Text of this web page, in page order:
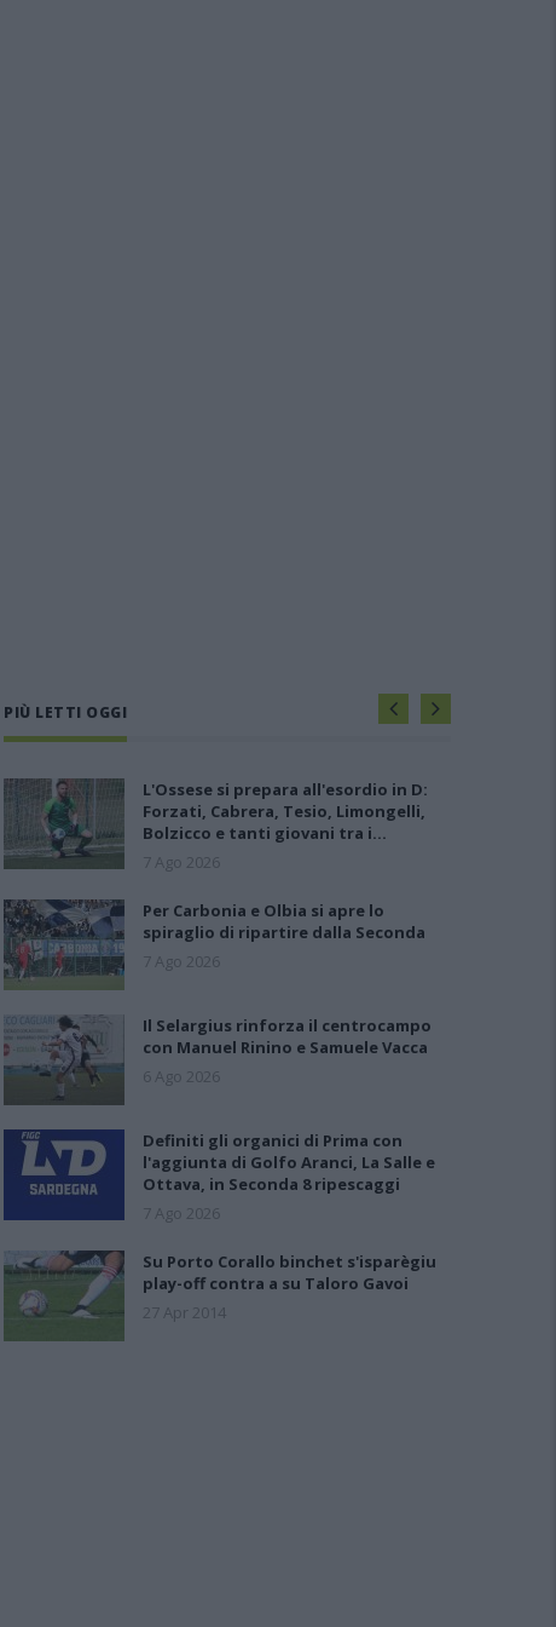
PIÙ LETTI OGGI
L'Ossese si prepara all'esordio in D:
Forzati, Cabrera, Tesio, Limongelli,
Bolzicco e tanti giovani tra i…
7 Ago 2026
Per Carbonia e Olbia si apre lo
spiraglio di ripartire dalla Seconda
7 Ago 2026
Il Selargius rinforza il centrocampo
con Manuel Rinino e Samuele Vacca
6 Ago 2026
Definiti gli organici di Prima con
l'aggiunta di Golfo Aranci, La Salle e
Ottava, in Seconda 8 ripescaggi
7 Ago 2026
Su Porto Corallo binchet s'isparègiu
play-off contra a su Taloro Gavoi
27 Apr 2014